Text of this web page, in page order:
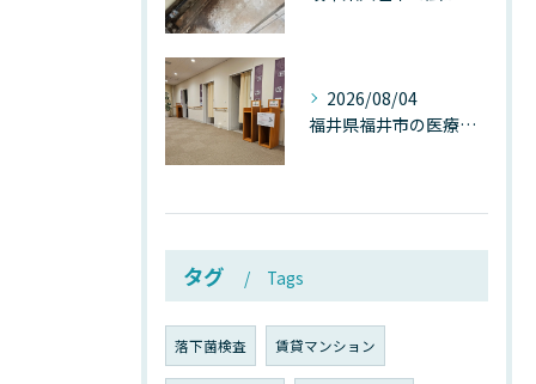
2026/08/04
福井県福井市の医療施設で広がる“見えないカビ汚染”──なぜ除カビが必須なのか、その本質を徹底解説
タグ Tags
落下菌検査 賃貸マンション